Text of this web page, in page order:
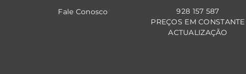
Fale Conosco
928 157 587
PREÇOS EM CONSTANTE
ACTUALIZAÇÃO